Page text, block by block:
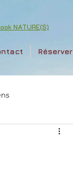
NATURE(S)
Réserver